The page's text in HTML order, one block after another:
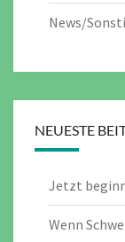
News/
NEUESTE
Jetzt
Wenn